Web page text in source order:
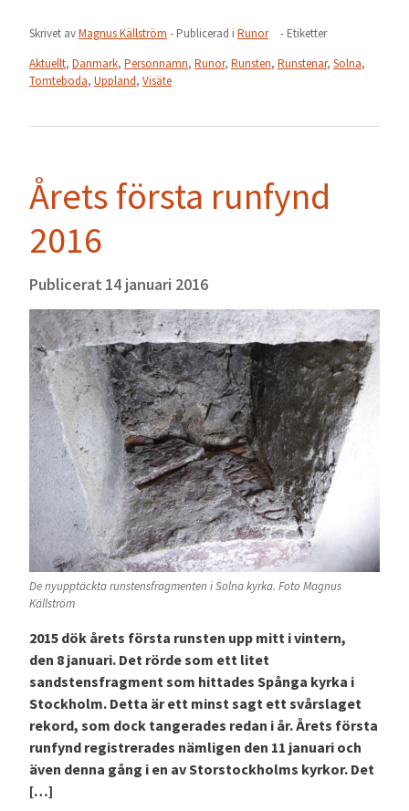
Skrivet avMagnus Källström - Publicerad i Runor
- Etiketter
Aktuellt, Danmark, Personnamn, Runor, Runsten, Runstenar, Solna,
Tomteboda, Uppland, Visäte
Årets första runfynd
2016
Publicerat 14 januari 2016
De nyupptäckta runstensfragmenten i Solna kyrka. Foto Magnus
Källström
2015 dök årets första runsten upp mitt i vintern,
den 8 januari. Det rörde som ett litet
sandstensfragment som hittades Spånga kyrka i
Stockholm. Detta är ett minst sagt ett svårslaget
rekord, som dock tangerades redan i år. Årets första
runfynd registrerades nämligen den 11 januari och
även denna gång i en av Storstockholms kyrkor. Det
[…]